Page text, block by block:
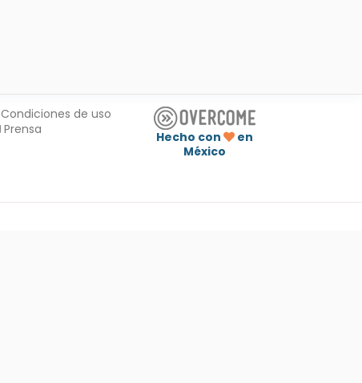
Condiciones de uso
Prensa
Hecho con
en
México